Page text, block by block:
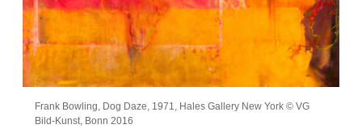
Frank Bowling, Dog Daze, 1971, Hales Gallery New York © VG
Bild-Kunst, Bonn 2016